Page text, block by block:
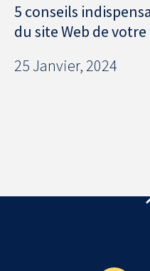
5 conseils
du site Web de
25 Janvier, 2024